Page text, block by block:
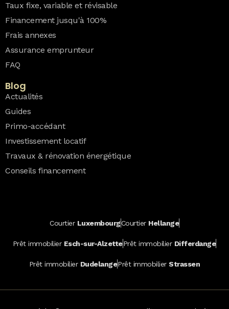
Taux fixe, variable et révisable
Financement jusqu'à 100%
Frais annexes
Assurance emprunteur
FAQ
Blog
Actualités
Guides
Primo-accédant
Investissement locatif
Travaux & rénovation énergétique
Conseils financement
Courtier LuxembourgCourtier Hellange
Prêt immobilier Esch-sur-AlzettePrêt immobilier Differdange
Prêt immobilier DudelangePrêt immobilierStrassen